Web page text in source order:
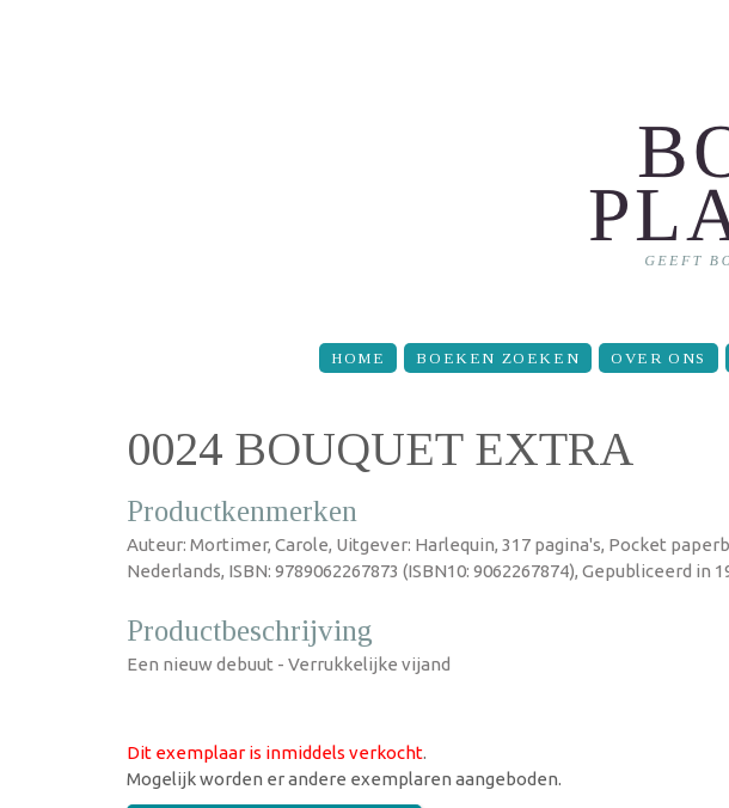
HOME BOEKEN ZOEKEN OVER ONS
0024 BOUQUET EXTRA
Productkenmerken
Auteur: Mortimer, Carole, Uitgever: Harlequin, 317 pagina's, Pocket
Nederlands, ISBN: 9789062267873 (ISBN10: 9062267874), Gepubliceerd in
Productbeschrijving
Een nieuw debuut - Verrukkelijke vijand
Dit exemplaar is inmiddels verkocht.
Mogelijk worden er andere exemplaren aangeboden.